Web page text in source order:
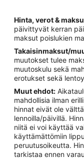
Hinta, verot &
päivittyvät kerran
maksut poislukien
Takaisinmaksut/
muutokset tulee
muutoskulu sekä
erotukset sekä
Muut ehdot:
mahdollisia ilman
hinnat eivät ole
lennoilla/päivillä.
niitä ei voi käyttää
käyttämättömiin
peruutusoikeutta.
tarkistaa ennen